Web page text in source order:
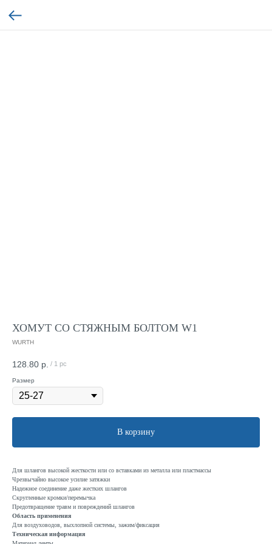
ХОМУТ СО СТЯЖНЫМ БОЛТОМ W1
WURTH
128.80 р. / 1 pc
Размер
В корзину
Для шлангов высокой жесткости или со вставками из металла или пластмассы
Чрезвычайно высокое усилие затяжки
Надежное соединение даже жестких шлангов
Скругленные кромки/перемычка
Предотвращение травм и повреждений шлангов
Область применения
Для воздуховодов, выхлопной системы, зажим/фиксация
Техническая информация